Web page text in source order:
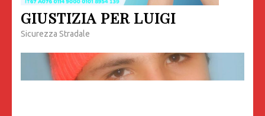
GIUSTIZIA PER LUIGI
Sicurezza Stradale